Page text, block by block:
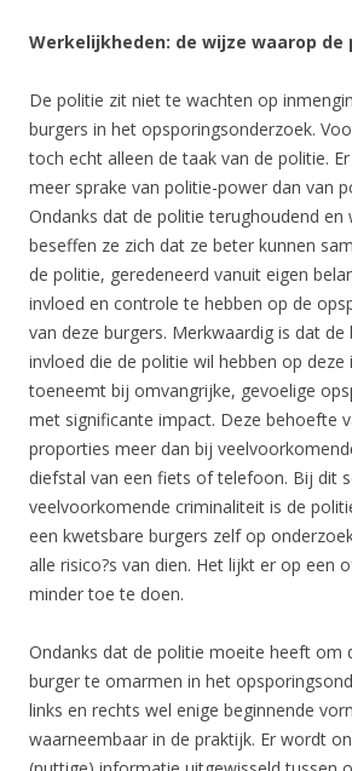
Werkelijkheden: de wijze waarop
De politie zit niet te wachten op
burgers in het opsporingsonderzoek.
toch echt alleen de taak van de politie.
meer sprake van politie-power dan van
Ondanks dat de politie terughoudend en
beseffen ze zich dat ze beter kunnen
de politie, geredeneerd vanuit eigen
invloed en controle te hebben op de
van deze burgers. Merkwaardig is dat
invloed die de politie wil hebben op
toeneemt bij omvangrijke, gevoelige
met significante impact. Deze behoefte
proporties meer dan bij
diefstal van een fiets of telefoon. Bij dit
veelvoorkomende criminaliteit is de
een kwetsbare burgers zelf op
alle risico?s van dien. Het lijkt er op een
minder toe te doen.
Ondanks dat de politie moeite heeft om
burger te omarmen in het
links en rechts wel enige beginnende
waarneembaar in de praktijk. Er wordt